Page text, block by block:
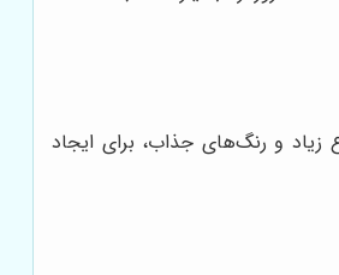
زیاد و رنگ‌های جذاب، برای ایجاد